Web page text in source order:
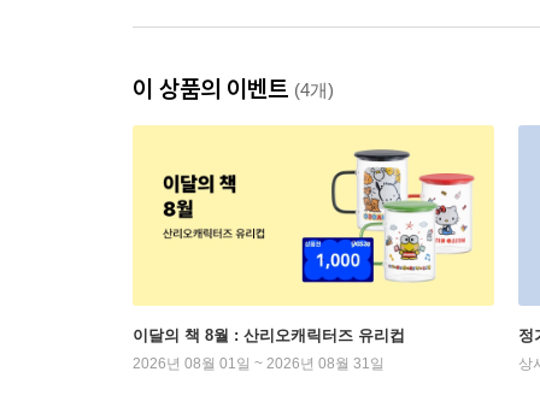
이 상품의 이벤트 (4개)
이달의 책 8월 : 산리오캐릭터즈 유리컵
2026년 08월 01일 ~ 2026년 08월 31일
정
상